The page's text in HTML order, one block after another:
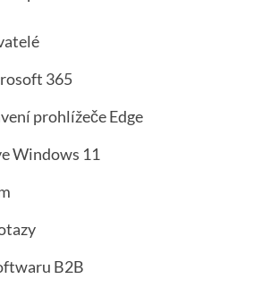
365
prohlížeče Edge
Windows 11
B2B